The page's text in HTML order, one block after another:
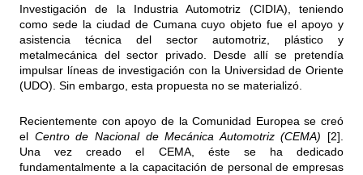
Investigación de la Industria Automotriz (CIDIA), teniendo
como sede la ciudad de Cumana cuyo objeto fue el apoyo y
asistencia técnica del sector automotriz, plástico y
metalmecánica del sector privado. Desde allí se pretendía
impulsar líneas de investigación con la Universidad de Oriente
(UDO). Sin embargo, esta propuesta no se materializó.
Recientemente con apoyo de la Comunidad Europea se creó
el Centro de Nacional de Mecánica Automotriz (CEMA) [2].
Una vez creado el CEMA, éste se ha dedicado
fundamentalmente a la capacitación de personal de empresas